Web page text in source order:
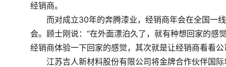
经销商。
而对成立30年的奔腾漆业，经销商年会在全国一线
会。顾士刚说：“在外面漂泊久了，就有种想回家的
经销商体验一下回家的感觉，其次就是让经销商看看
江苏吉人新材料股份有限公司将金牌合作伙伴国际